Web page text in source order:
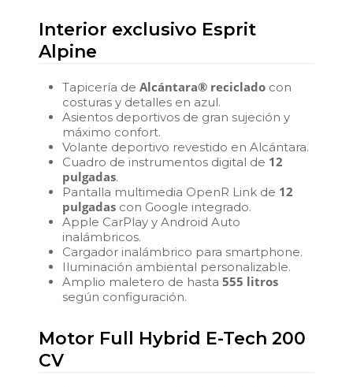
Interior exclusivo Esprit
Alpine
Tapicería de Alcántara® reciclado con
costuras y detalles en azul.
Asientos deportivos de gran sujeción y
máximo confort.
Volante deportivo revestido en Alcántara.
Cuadro de instrumentos digital de 12
pulgadas.
Pantalla multimedia OpenR Link de 12
pulgadas con Google integrado.
Apple CarPlay y Android Auto
inalámbricos.
Cargador inalámbrico para smartphone.
Iluminación ambiental personalizable.
Amplio maletero de hasta 555 litros
según configuración.
Motor Full Hybrid E-Tech 200
CV